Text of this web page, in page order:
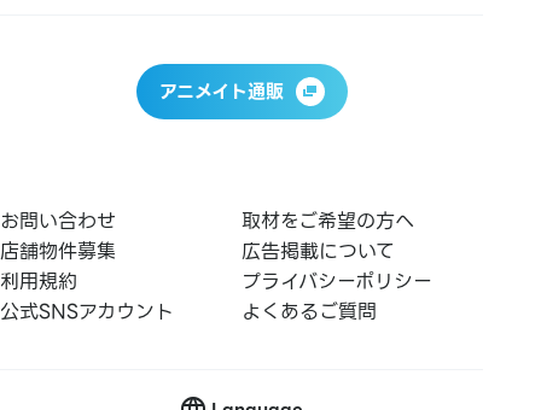
アニメイト通販
お問い合わせ
取材をご希望の方へ
店舗物件募集
広告掲載について
利用規約
プライバシーポリシー
公式SNSアカウント
よくあるご質問